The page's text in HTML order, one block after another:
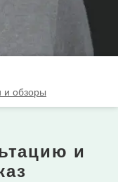
и обзоры
и